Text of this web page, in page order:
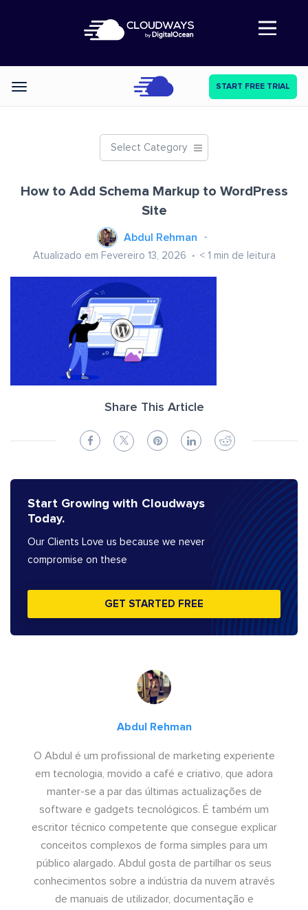
Abre a navegação
Categories START FREE TRIAL
Select Category
How to Add Schema Markup to WordPress
Site
Abdul Rehman
Atualizado em Fevereiro 13, 2026 < 1 min de leitura
Share This Article
Start Growing with Cloudways
Today.
Our Clients Love us because we never
compromise on these
GET STARTED FREE
Abdul Rehman
O Abdul é um profissional de marketing experiente
em tecnologia, movido a café e criativo, que adora
manter-se a par das últimas actualizações de
software e gadgets tecnológicos. É também um
escritor técnico competente que consegue explicar
conceitos complexos de forma simples para um
público alargado. Abdul gosta de partilhar os seus
conhecimentos sobre a indústria da nuvem através
de manuais de utilizador, documentação e